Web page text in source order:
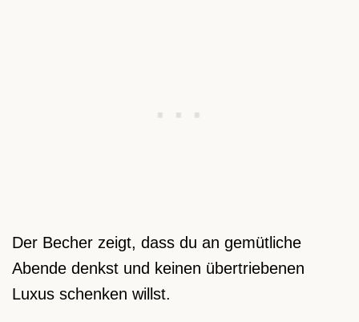
Der Becher zeigt, dass du an gemütliche
Abende denkst und keinen übertriebenen
Luxus schenken willst.